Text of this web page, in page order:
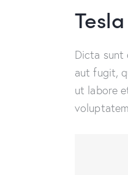
Dicta sunt
aut fugit,
ut labore